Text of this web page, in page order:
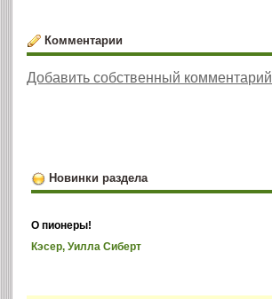
Комментарии
Добавить собственный комментарий
Новинки раздела
О пионеры!
Кэсер, Уилла Сиберт